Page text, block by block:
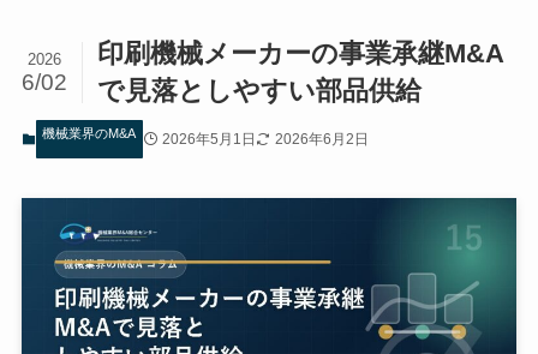
印刷機械メーカーの事業承継M&A
で見落としやすい部品供給
2026
6/02
機械業界のM&A 2026年5月1日 2026年6月2日